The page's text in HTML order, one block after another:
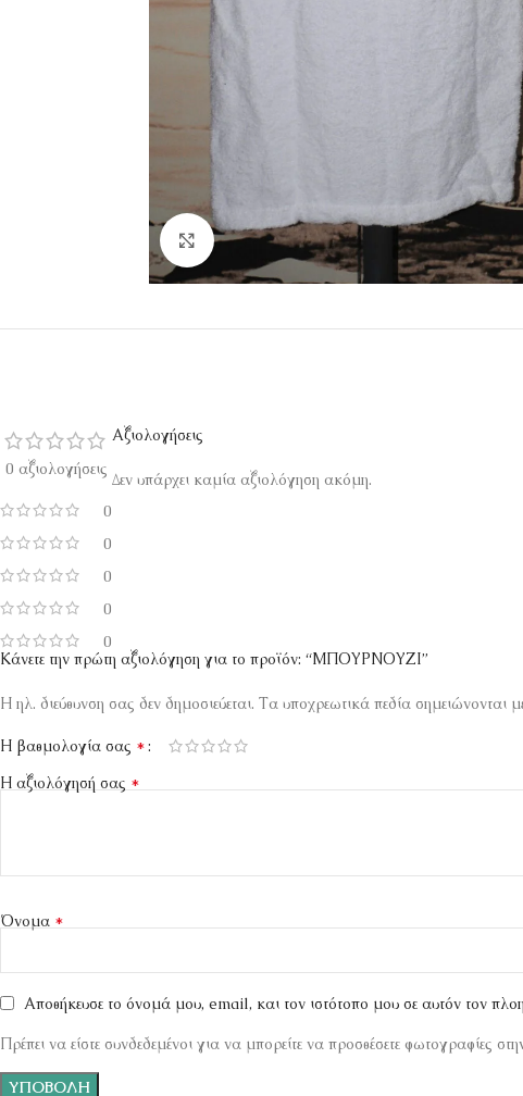
Κάντε κλικ για μεγέθυνση
0 αξιολογήσεις
0
0
0
0
0
Αξιολογήσεις
Δεν υπάρχει καμία αξιολόγηση ακόμη.
Κάνετε την πρώτη αξιολόγηση για το προϊόν: “ΜΠΟΥΡΝΟΥΖΙ”
Η ηλ. διεύθυνση σας δεν δημοσιεύεται. Τα υποχρεωτικά πεδία σημειώνονται
Η βαθμολογία σας *
Η αξιολόγησή σας *
Όνομα *
Αποθήκευσε το όνομά μου, email, και τον ιστότοπο μου σε αυτόν τον
Πρέπει να είστε συνδεδεμένοι για να μπορείτε να προσθέσετε φωτογραφίες